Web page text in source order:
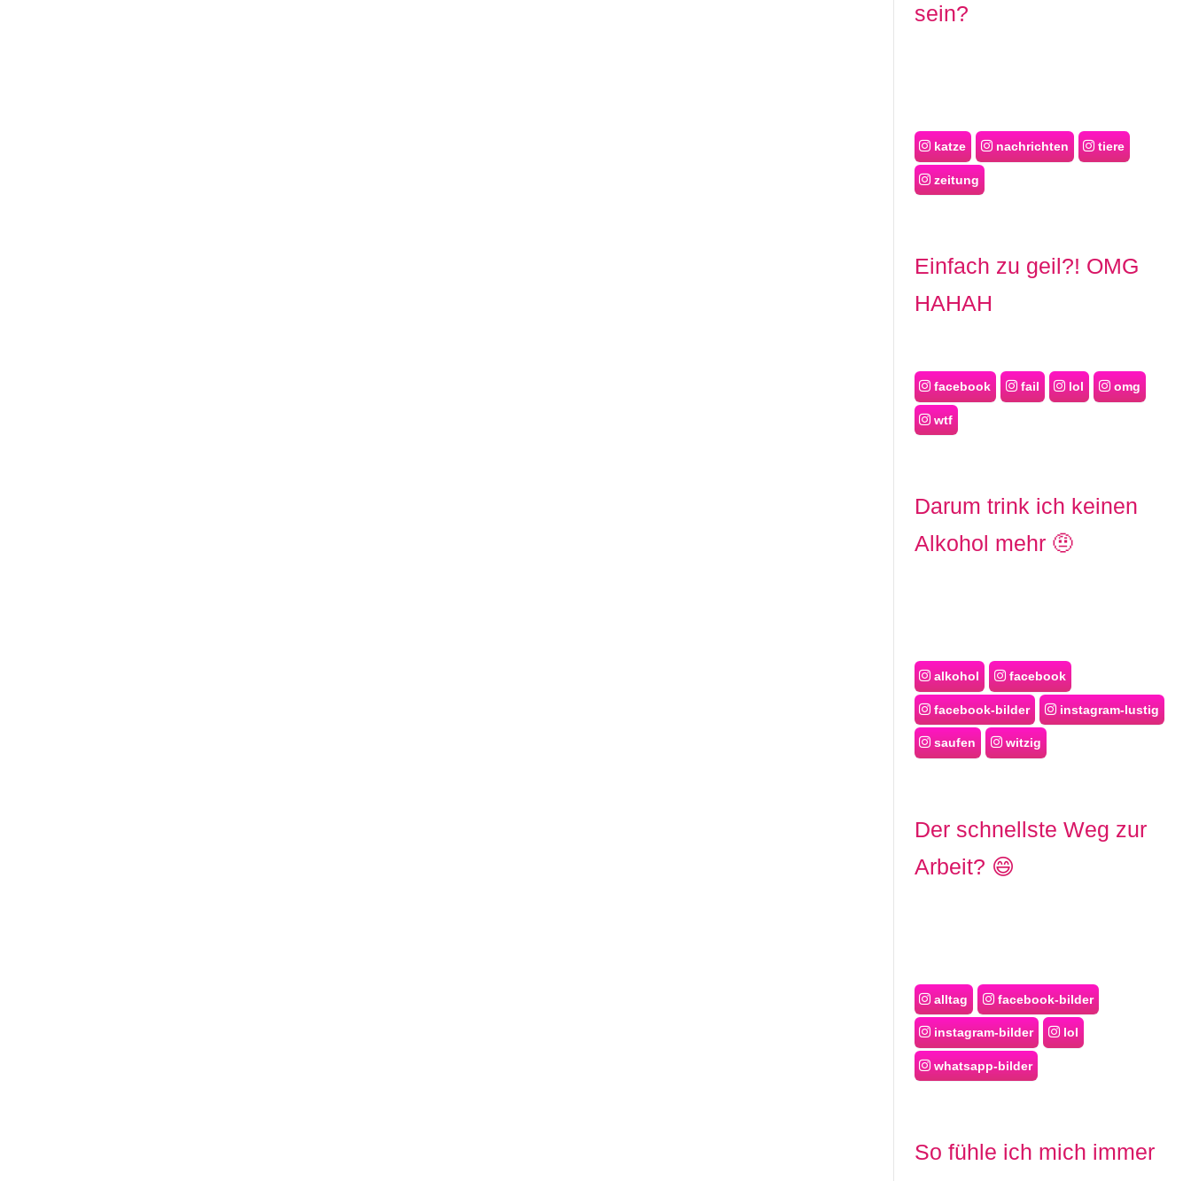
sein?
katze nachrichten tiere
zeitung
Einfach zu geil?! OMG
HAHAH
facebook fail lol omg
wtf
Darum trink ich keinen
Alkohol mehr 🤨
alkohol facebook
facebook-bilder instagram-lustig
saufen witzig
Der schnellste Weg zur
Arbeit? 😄
alltag facebook-bilder
instagram-bilder lol
whatsapp-bilder
So fühle ich mich immer